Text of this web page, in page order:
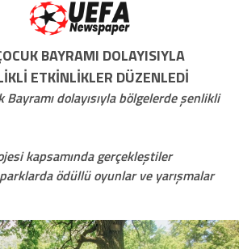
BAYRAMI DOLAYISIYLA
ETKINLIKLER DÜZENLEDI
dolayısıyla bölgelerde şenlikli
kapsamında gerçekleştiler
ödüllü oyunlar ve yarışmalar